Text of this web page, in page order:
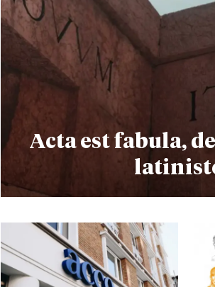
Acta est fabula,